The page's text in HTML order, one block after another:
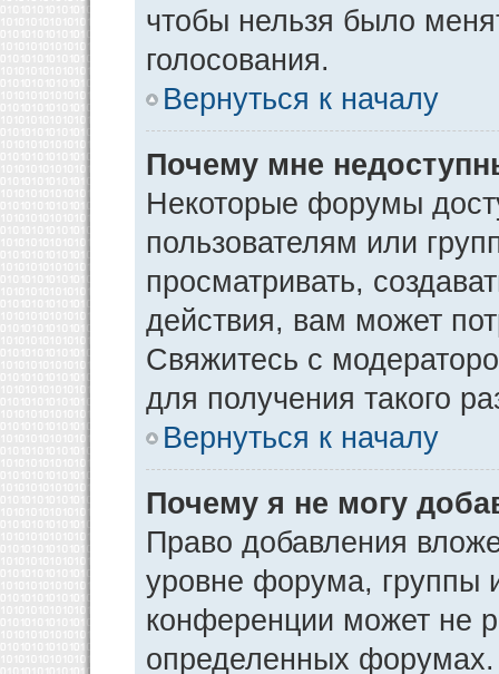
чтобы нельзя было
голосования.
Вернуться к началу
Почему мне
Некоторые форумы
пользователям или
просматривать,
действия, вам может
Свяжитесь с
для получения такого
Вернуться к началу
Почему я не могу
Право добавления
уровне форума, группы
конференции может не
определенных